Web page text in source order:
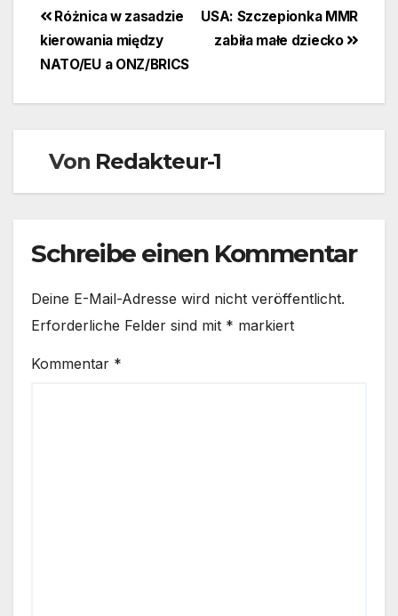
Beitragsnavigation
USA: Szczepionka MMR
zabiła małe dziecko
Różnica w zasadzie
kierowania między
NATO/EU a ONZ/BRICS
Von Redakteur-1
Schreibe einen Kommentar
Deine E-Mail-Adresse wird nicht veröffentlicht.
Erforderliche Felder sind mit * markiert
Kommentar *